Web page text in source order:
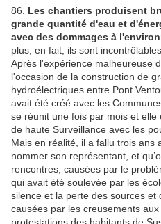
86. Les chantiers produisent
grande quantité d'eau et
avec des dommages à
plus, en fait, ils sont incontrôlables.
Après l'expérience malheureuse
l'occasion de la construction de
hydroélectriques entre Pont
avait été créé avec les
se réunit une fois par mois et
de haute Surveillance avec les
Mais en réalité, il a fallu trois ans
nommer son représentant, et
rencontres, causées par le
qui avait été soulevée par les
silence et la perte des sources et
causées par les creusements
protestations des habitants de